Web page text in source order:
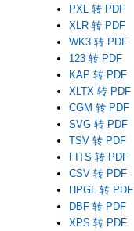
PXL 转 PDF
XLR 转 PDF
WK3 转 PDF
123 转 PDF
KAP 转 PDF
XLTX 转 PDF
CGM 转 PDF
SVG 转 PDF
TSV 转 PDF
FITS 转 PDF
CSV 转 PDF
HPGL 转 PDF
DBF 转 PDF
XPS 转 PDF